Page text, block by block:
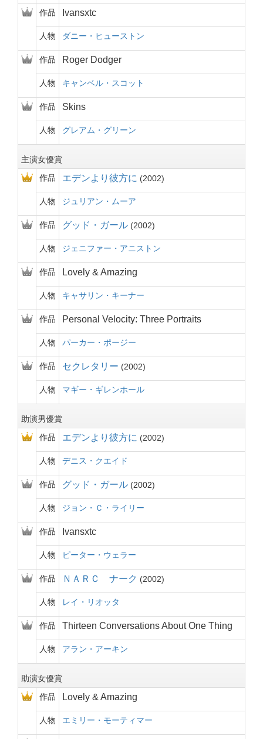
作品 Ivansxtc
人物 ダニー・ヒューストン
作品 Roger Dodger
人物 キャンベル・スコット
作品 Skins
人物 グレアム・グリーン
主演女優賞
作品
エデンより彼方に 2002
人物 ジュリアン・ムーア
作品 グッド・ガール 2002
人物 ジェニファー・アニストン
作品 Lovely & Amazing
人物 キャサリン・キーナー
作品 Personal Velocity: Three Portraits
人物 パーカー・ポージー
作品 セクレタリー 2002
人物 マギー・ギレンホール
助演男優賞
作品
エデンより彼方に 2002
人物 デニス・クエイド
作品 グッド・ガール 2002
人物 ジョン・Ｃ・ライリー
作品 Ivansxtc
人物 ピーター・ウェラー
作品 ＮＡＲＣ ナーク 2002
人物 レイ・リオッタ
作品 Thirteen Conversations About One Thing
人物 アラン・アーキン
助演女優賞
作品
Lovely & Amazing
人物 エミリー・モーティマー